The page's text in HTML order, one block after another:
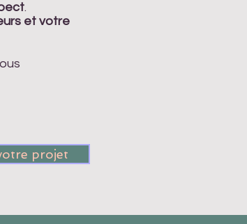
.
et votre
projet